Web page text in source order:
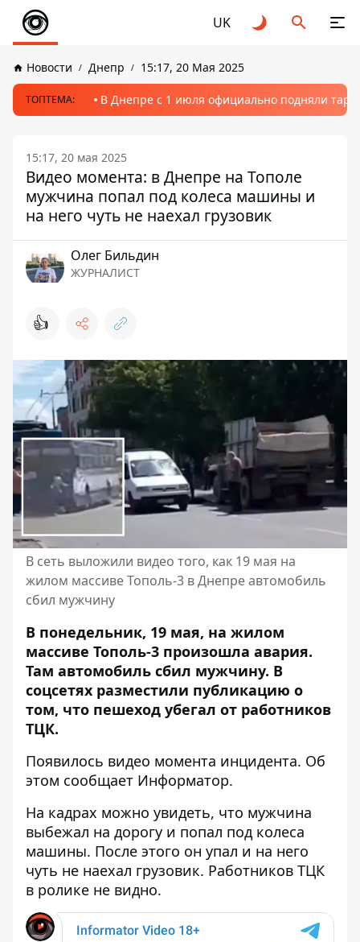
UK
Новости Днепр 15:17, 20 Мая 2025
ТОПТЕМА: В Днепре с 1 июля официально подняли
15:17, 20 мая 2025
Видео момента: в Днепре на Тополе
мужчина попал под колеса машины и
на него чуть не наехал грузовик
Олег Бильдин
ЖУРНАЛИСТ
👍
В сеть выложили видео того, как 19 мая на
жилом массиве Тополь-3 в Днепре автомобиль
сбил мужчину
В понедельник, 19 мая, на жилом
массиве Тополь-3 произошла авария.
Там автомобиль сбил мужчину. В
соцсетях разместили публикацию о
том, что пешеход убегал от работников
ТЦК.
Появилось видео момента инцидента. Об
этом сообщает Информатор.
На кадрах можно увидеть, что мужчина
выбежал на дорогу и попал под колеса
машины. После этого он упал и на него
чуть не наехал грузовик. Работников ТЦК
в ролике не видно.